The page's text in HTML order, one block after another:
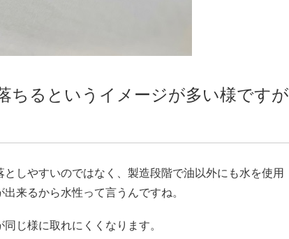
ちるというイメージが多い様ですが
しやすいのではなく、製造段階で油以外にも水を使用
来るから水性って言うんですね。
じ様に取れにくくなります。